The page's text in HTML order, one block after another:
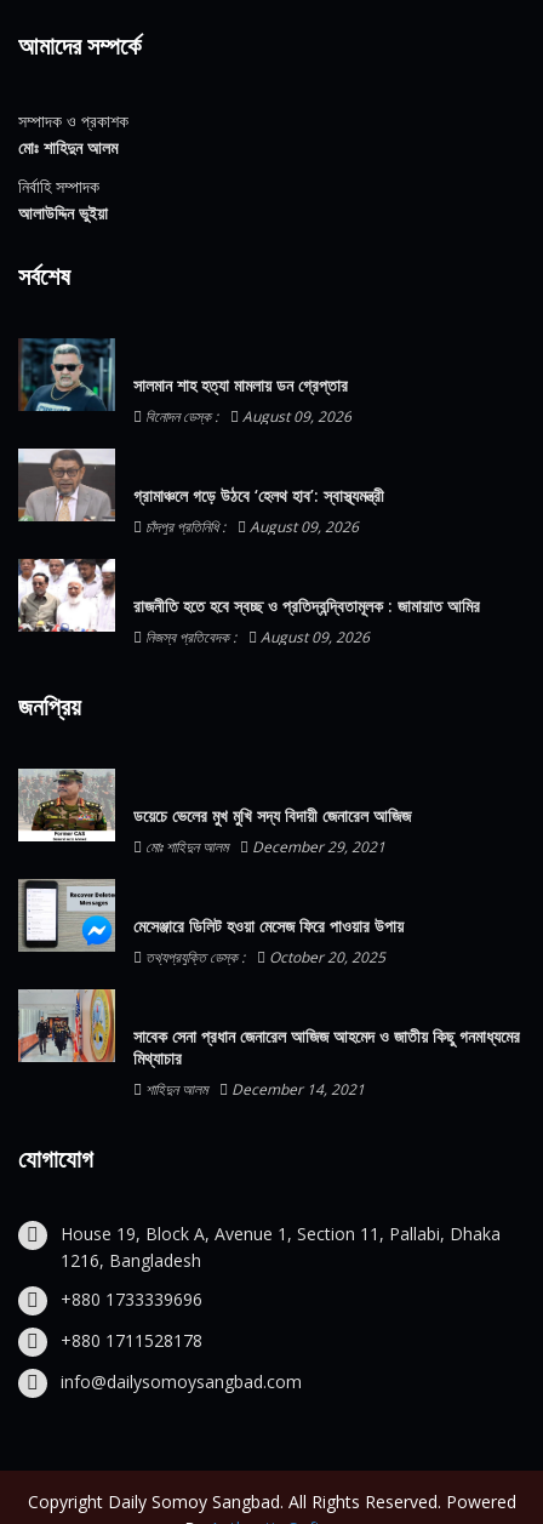
আমাদের সম্পর্কে
সম্পাদক ও প্রকাশক
মোঃ শাহিদুন আলম
নির্বাহি সম্পাদক
আলাউদ্দিন ভুইয়া
সর্বশেষ
সালমান শাহ হত্যা মামলায় ডন গ্রেপ্তার
বিনোদন ডেস্ক : August 09, 2026
গ্রামাঞ্চলে গড়ে উঠবে ‘হেলথ হাব’: স্বাস্থ্যমন্ত্রী
চাঁদপুর প্রতিনিধি : August 09, 2026
রাজনীতি হতে হবে স্বচ্ছ ও প্রতিদ্বন্দ্বিতামূলক : জামায়াত আমির
নিজস্ব প্রতিবেদক : August 09, 2026
জনপ্রিয়
ডয়েচে ভেলের মুখ মুখি সদ্য বিদায়ী জেনারেল আজিজ
মোঃ শাহিদুন আলম December 29, 2021
মেসেঞ্জারে ডিলিট হওয়া মেসেজ ফিরে পাওয়ার উপায়
তথ্যপ্রযুক্তি ডেস্ক : October 20, 2025
সাবেক সেনা প্রধান জেনারেল আজিজ আহমেদ ও জাতীয় কিছু গনমাধ্যমের
মিথ্যাচার
শাহিদুন আলম December 14, 2021
যোগাযোগ
House 19, Block A, Avenue 1, Section 11, Pallabi, Dhaka
1216, Bangladesh
+880 1733339696
+880 1711528178
info@dailysomoysangbad.com
Copyright Daily Somoy Sangbad. All Rights Reserved. Powered